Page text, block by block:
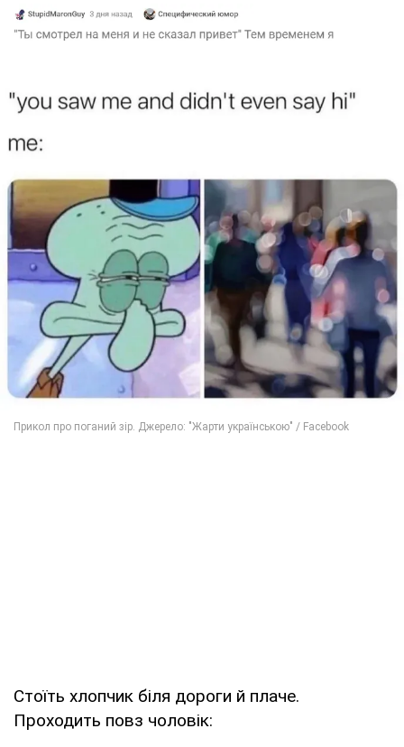
Стоїть хлопчик біля дороги й плаче.
Проходить повз чоловік: